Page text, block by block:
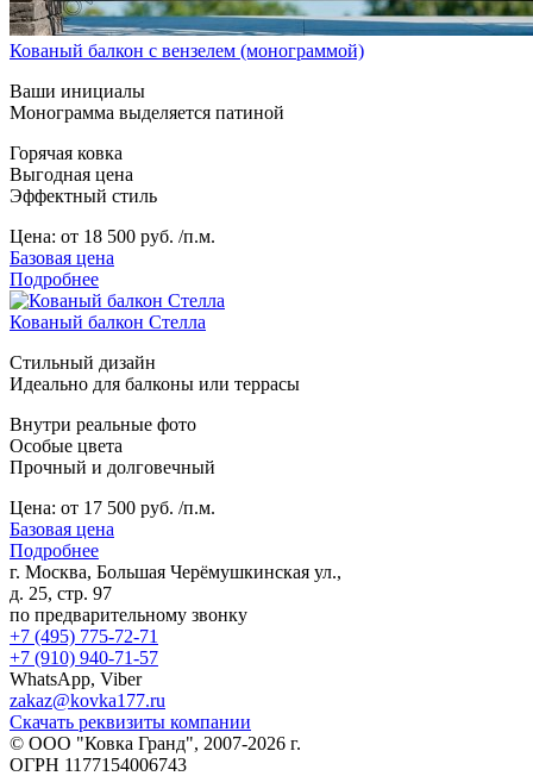
Кованый балкон с вензелем (монограммой)
Ваши инициалы
Монограмма выделяется патиной
Горячая ковка
Выгодная цена
Эффектный стиль
Цена: от 18 500 руб. /п.м.
Базовая цена
Подробнее
Кованый балкон Стелла
Стильный дизайн
Идеально для балконы или террасы
Внутри реальные фото
Особые цвета
Прочный и долговечный
Цена: от 17 500 руб. /п.м.
Базовая цена
Подробнее
г. Москва, Большая Черёмушкинская ул.,
д. 25, стр. 97
по предварительному звонку
+7 (495) 775-72-71
+7 (910) 940-71-57
WhatsApp, Viber
zakaz@kovka177.ru
Скачать реквизиты компании
© ООО "Ковка Гранд", 2007-2026 г.
ОГРН 1177154006743